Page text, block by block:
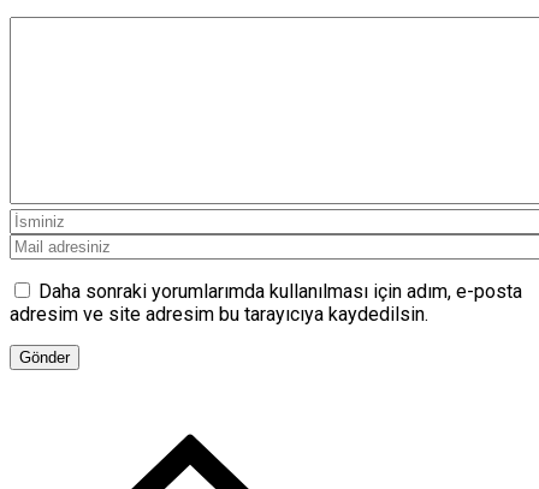
Daha sonraki yorumlarımda kullanılması için adım, e-posta
adresim ve site adresim bu tarayıcıya kaydedilsin.